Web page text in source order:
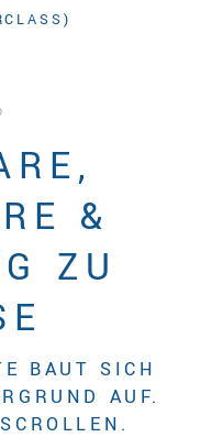
&
ZU
BAUT SICH
AUF.